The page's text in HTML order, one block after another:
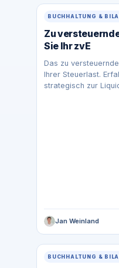
BUCHHALTUNG &
Zu
Sie Ihr zvE
Das zu
Ihrer Steuerlast.
strategisch zur
Jan Weinland
BUCHHALTUNG &